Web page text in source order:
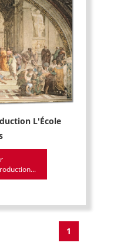
L'École
1